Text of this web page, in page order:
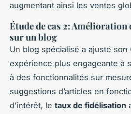
augmentant ainsi les ventes
Étude de cas 2: Amélioration
sur un blog
Un blog spécialisé a ajusté
expérience plus engageante à
à des fonctionnalités sur
suggestions d’articles en
d’intérêt, le taux de fidélisation